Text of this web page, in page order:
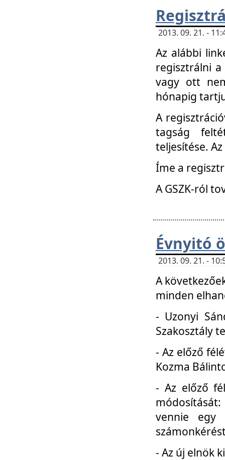
2013. 09. 21. -
Az alábbi
regisztrálni
vagy ott
hónapig
A
tagság
teljesítése.
Íme a
A GSZK-ról
Évnyitó
2013. 09. 21. -
A
minden
- Uzonyi
Szakosztály
- Az előző
Kozma
- Az előző
vennie egy
- Az új elnök